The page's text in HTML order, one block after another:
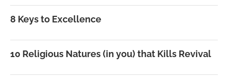
8 Keys to Excellence
10 Religious Natures (in you) that Kills Revival